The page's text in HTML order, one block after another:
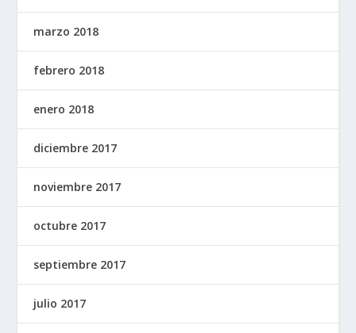
marzo 2018
febrero 2018
enero 2018
diciembre 2017
noviembre 2017
octubre 2017
septiembre 2017
julio 2017